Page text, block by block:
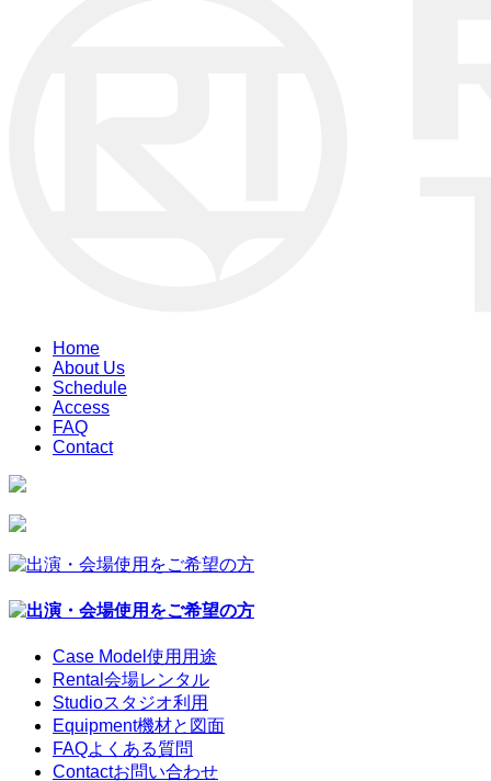
Home
About Us
Schedule
Access
FAQ
Contact
Case Model 使用用途
Rental 会場レンタル
Studioスタジオ利用
Equipment機材と図面
FAQよくある質問
Contactお問い合わせ